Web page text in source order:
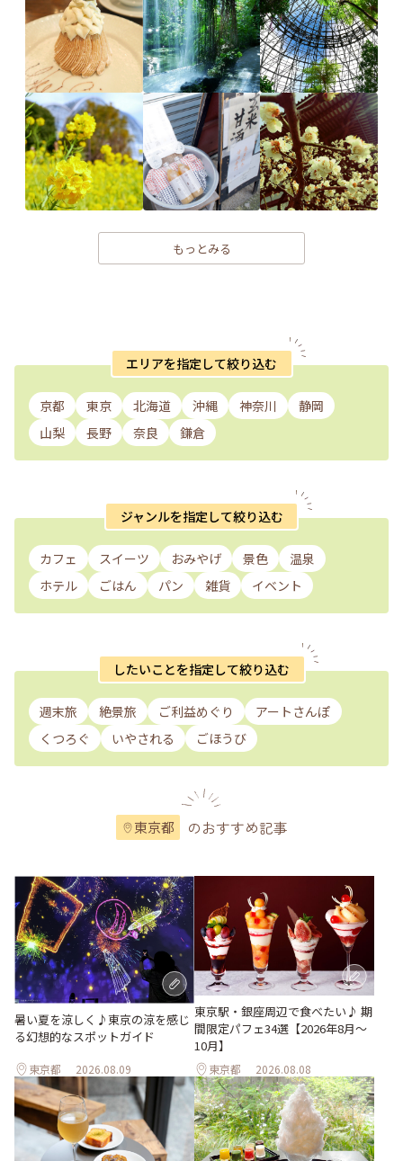
もっとみる
エリアを指定して絞り込む
京都 東京 北海道 沖縄 神奈川
静岡
山梨
長野 奈良 鎌倉
ジャンルを指定して絞り込む
カフェ スイーツ おみやげ 景色
温泉
ホテル
ごはん パン 雑貨 イベント
したいことを指定して絞り込む
週末旅 絶景旅 ご利益めぐり
アートさんぽ
くつろぐ
いやされる ごほうび
東京都 のおすすめ記事
暑い夏を涼しく♪東京の涼を感じ
る幻想的なスポットガイド
東京都 2026.08.09
東京駅・銀座周辺で食べたい♪ 期
間限定パフェ34選【2026年8月～
10月】
東京都 2026.08.08